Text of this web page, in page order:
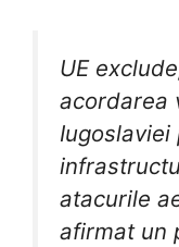
UE
acordarea
atacurile
afirmat un